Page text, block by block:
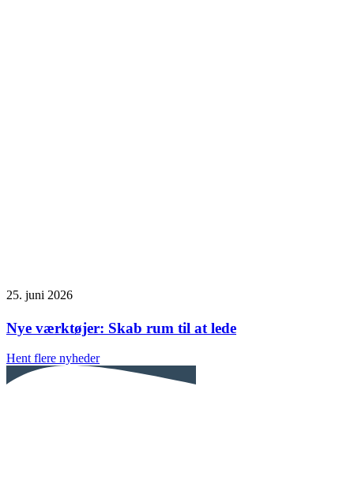
25. juni 2026
Nye værktøjer: Skab rum til at lede
Hent flere nyheder